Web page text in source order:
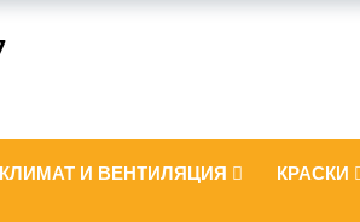
КЛИМАТ И ВЕНТИЛЯЦИЯ КРАСКИ